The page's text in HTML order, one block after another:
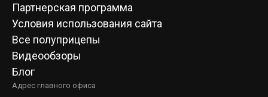
Партнерская программа
Условия использования сайта
Все полуприцепы
Видеообзоры
Блог
Адрес главного офиса